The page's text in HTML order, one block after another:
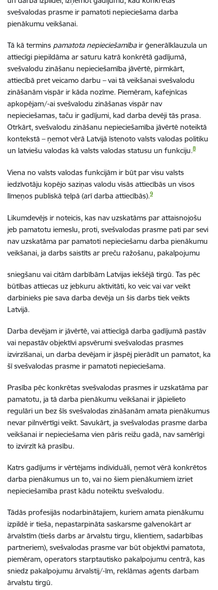
svešvalodas prasme ir pamatoti nepieciešama darba
pienākumu veikšanai.
Tā kā termins pamatota nepieciešamība ir ģenerālklauzula un
attiecīgi piepildāma ar saturu katrā konkrētā gadījumā,
svešvalodu zināšanu nepieciešamība jāvērtē, pirmkārt,
attiecībā pret veicamo darbu – vai tā veikšanai svešvalodu
zināšanām vispār ir kāda nozīme. Piemēram, kafejnīcas
apkopējam/-ai svešvalodu zināšanas vispār nav
nepieciešamas, taču ir gadījumi, kad darba devēji tās prasa.
Otrkārt, svešvalodu zināšanu nepieciešamība jāvērtē noteiktā
kontekstā – ņemot vērā Latvijā īstenoto valsts valodas politiku
un latviešu valodas kā valsts valodas statusu un funkciju.8
Viena no valsts valodas funkcijām ir būt par visu valsts
iedzīvotāju kopējo saziņas valodu visās attiecībās un visos
līmeņos publiskā telpā (arī darba attiecībās).9
Likumdevējs ir noteicis, kas nav uzskatāms par attaisnojošu
jeb pamatotu iemeslu, proti, svešvalodas prasme pati par sevi
nav uzskatāma par pamatoti nepieciešamu darba pienākumu
veikšanai, ja darbs saistīts ar preču ražošanu, pakalpojumu
sniegšanu vai citām darbībām Latvijas iekšējā tirgū. Tas pēc
būtības attiecas uz jebkuru aktivitāti, ko veic vai var veikt
darbinieks pie sava darba devēja un šis darbs tiek veikts
Latvijā.
Darba devējam ir jāvērtē, vai attiecīgā darba gadījumā pastāv
vai nepastāv objektīvi apsvērumi svešvalodas prasmes
izvirzīšanai, un darba devējam ir jāspēj pierādīt un pamatot, ka
šī svešvalodas prasme ir pamatoti nepieciešama.
Prasība pēc konkrētas svešvalodas prasmes ir uzskatāma par
pamatotu, ja tā darba pienākumu veikšanai ir jāpielieto
regulāri un bez šīs svešvalodas zināšanām amata pienākumus
nevar pilnvērtīgi veikt. Savukārt, ja svešvalodas prasme darba
veikšanai ir nepieciešama vien pāris reižu gadā, nav samērīgi
to izvirzīt kā prasību.
Katrs gadījums ir vērtējams individuāli, ņemot vērā konkrētos
darba pienākumus un to, vai no šiem pienākumiem izriet
nepieciešamība prast kādu noteiktu svešvalodu.
Tādās profesijās nodarbinātajiem, kuriem amata pienākumu
izpildē ir tieša, nepastarpināta saskarsme galvenokārt ar
ārvalstīm (tiešs darbs ar ārvalstu tirgu, klientiem, sadarbības
partneriem), svešvalodas prasme var būt objektīvi pamatota,
piemēram, operators starptautisko pakalpojumu centrā, kas
sniedz pakalpojumu ārvalstij/-īm, reklāmas aģents darbam
ārvalstu tirgū.